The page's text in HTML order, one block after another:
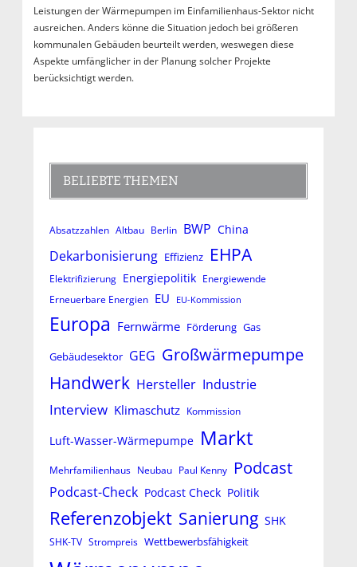
Leistungen der Wärmepumpen im Einfamilienhaus-Sektor nicht
ausreichen. Anders könne die Situation jedoch bei größeren
kommunalen Gebäuden beurteilt werden, weswegen diese
Aspekte umfänglicher in der Planung solcher Projekte
berücksichtigt werden.
BELIEBTE THEMEN
Absatzzahlen Altbau Berlin BWP China
Dekarbonisierung Effizienz EHPA
Elektrifizierung Energiepolitik Energiewende
Erneuerbare Energien EU EU-Kommission
Europa Fernwärme Förderung Gas
Gebäudesektor GEG Großwärmepumpe
Handwerk Hersteller Industrie
Interview Klimaschutz Kommission
Luft-Wasser-Wärmepumpe Markt
Mehrfamilienhaus Neubau Paul Kenny Podcast
Podcast-Check Podcast Check Politik
Referenzobjekt Sanierung SHK
SHK-TV Strompreis Wettbewerbsfähigkeit